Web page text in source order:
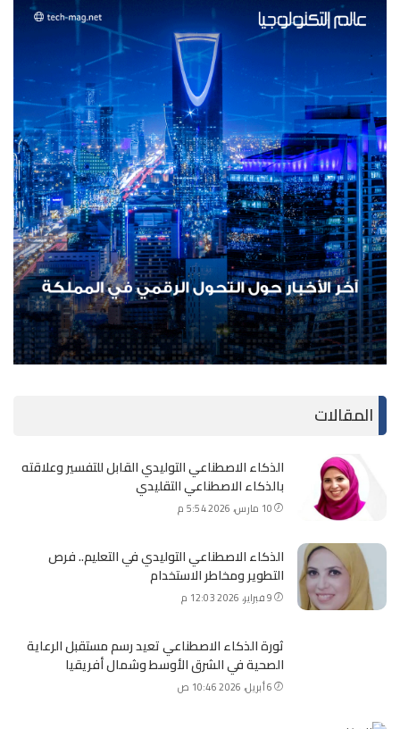
المقالات
الذكاء الاصطناعي التوليدي القابل للتفسير وعلاقته
بالذكاء الاصطناعي التقليدي
10 مارس، 2026 5:54 م
الذكاء الاصطناعي التوليدي في التعليم.. فرص
التطوير ومخاطر الاستخدام
9 فبراير، 2026 12:03 م
ثورة الذكاء الاصطناعي تعيد رسم مستقبل الرعاية
الصحية في الشرق الأوسط وشمال أفريقيا
6 أبريل، 2026 10:46 ص